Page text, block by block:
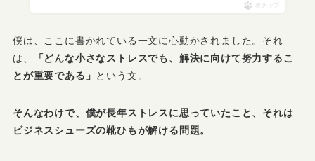
ポチップ
僕は、ここに書かれている一文に心動かされました。それ
は、
「どんな小さなストレスでも、解決に向けて努力するこ
とが重要である」 という文。
そんなわけで、僕が長年ストレスに思っていたこと、それは
ビジネスシューズの靴ひもが解ける問題。